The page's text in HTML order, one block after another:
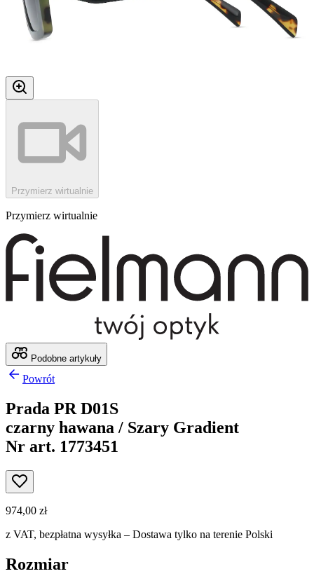
Przymierz wirtualnie
Przymierz wirtualnie
Podobne artykuły
Powrót
Prada PR D01S
czarny hawana / Szary Gradient
Nr art. 1773451
974,00 zł
z VAT, bezpłatna wysyłka – Dostawa tylko na terenie Polski
Rozmiar